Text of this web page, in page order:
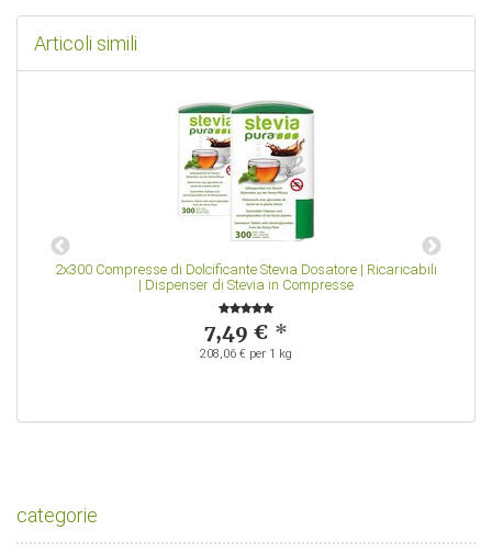
Articoli simili
2x300 Compresse di Dolcificante Stevia Dosatore | Ricaricabili
| Dispenser di Stevia in Compresse
7,49 € *
208,06 € per 1 kg
categorie